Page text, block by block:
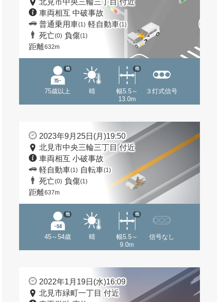
北見市中央三輪三丁目 付近
車両相互 中破事故
普通乗用車(1) 軽自動車(1)
死亡(0) 負傷(1)
距離632m
75歳以上
他
晴
幅5.5～
13.0m
他
３灯式信号
2023年9月25日(月)19:50
北見市中央三輪三丁目 付近
車両相互 小破事故
軽自動車(1) 自転車(1)
死亡(0) 負傷(1)
距離637m
45～54歳
他
晴
幅5.5～
9.0m
他
信号なし
2022年1月19日(水)16:09
北見市緑町一丁目 付近